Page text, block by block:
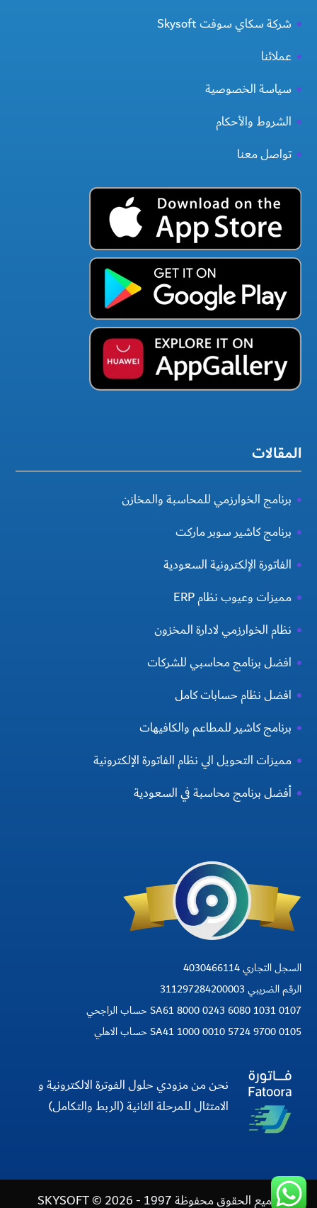
شركة سكاي سوفت Skysoft
عملائنا
سياسة الخصوصية
الشروط والأحكام
تواصل معنا
المقالات
برنامج الخوارزمي للمحاسبة والمخازن
برنامج كاشير سوبر ماركت
الفاتورة الإلكترونية السعودية
مميزات وعيوب نظام ERP
نظام الخوارزمي لادارة المخزون
افضل برنامج محاسبي للشركات
افضل نظام حسابات كامل
برنامج كاشير للمطاعم والكافيهات
مميزات التحويل الي نظام الفاتورة الإلكترونية
أفضل برنامج محاسبة في السعودية
السجل التجاري 4030466114
الرقم الضريبي 311297284200003
SA61 8000 0243 6080 1031 0107 حساب الراجحي
SA41 1000 0010 5724 9700 0105 حساب الاهلي
نحن من مزودي حلول الفوترة الالكترونية و
الامتثال للمرحلة الثانية (الربط والتكامل)
جميع الحقوق محفوظة 1997 - 2026 © SKYSOFT